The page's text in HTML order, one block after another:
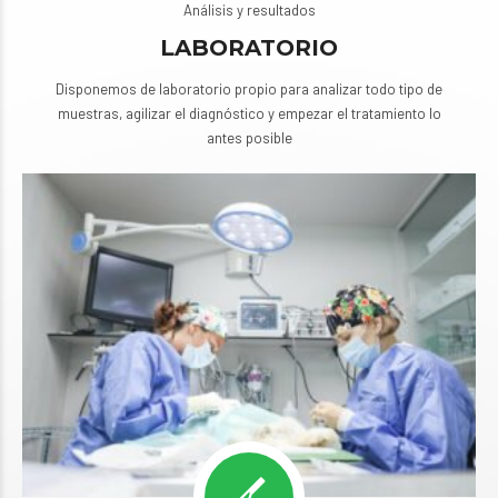
Análisis y resultados
LABORATORIO
Disponemos de laboratorio propio para analizar todo tipo de
muestras, agilizar el diagnóstico y empezar el tratamiento lo
antes posible